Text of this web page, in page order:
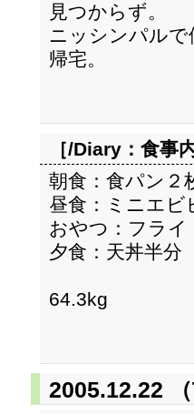
見つからず。
ニッシンパル
帰宅。
［/Diary： 食事
朝食：食パン２
昼食：ミニエビ
おやつ：フライ
夕食：天丼半分
64.3kg
2005.12.22 （